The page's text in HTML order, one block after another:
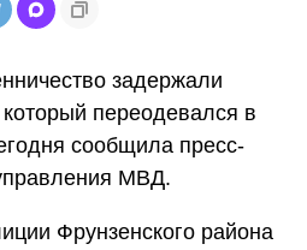
задержали
переодевался в
сообщила пресс-
МВД.
Фрунзенского района